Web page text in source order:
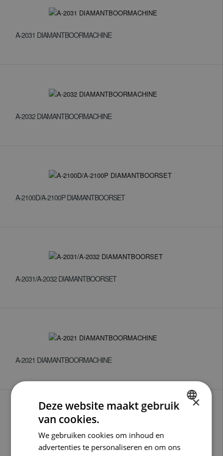
A-2031 DIAMANTBOORMACHINE
A-2032 DIAMANTBOORMACHINE
A-2100D/A-2100P DIAMANTBOORSET
A-2031/A-2032 DIAMANTBOORSET
A-2021 DIAMANTBOORMACHINE
A-2225 DIAMANTBOORMACHINE
×
Deze website maakt gebruik
van cookies.
We gebruiken cookies om inhoud en
advertenties te personaliseren en om ons